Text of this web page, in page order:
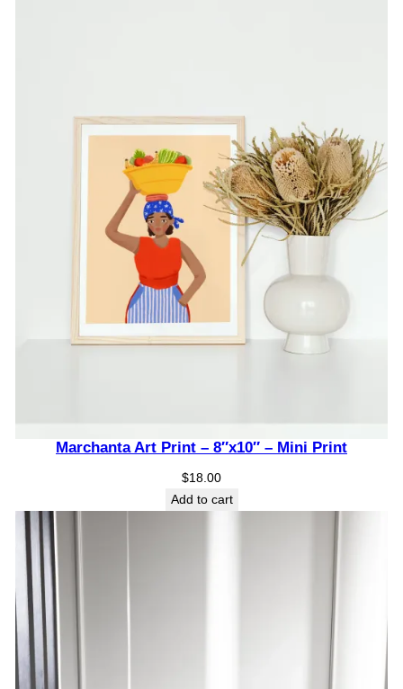
Marchanta Art Print – 8″x10″ – Mini Print
$18.00
Add to cart